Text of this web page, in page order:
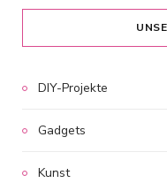
DIY-Projekte
Gadgets
Kunst